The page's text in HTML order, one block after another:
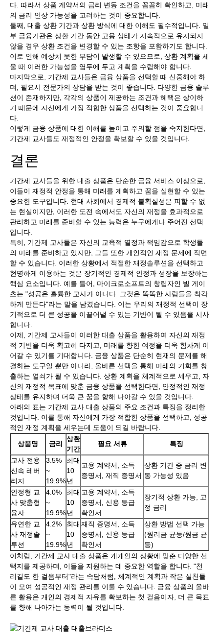
다. 따라서 상품 계약서의 금리 변동 조건을 꼼꼼히 확인하고, 미래
의 금리 인상 가능성을 고려하는 것이 중요합니다.
둘째, 대출 상환 기간과 상환 방식에 대한 이해도 필수적입니다. 일
부 금융기관은 상환 기간 동안 고용 상태가 지속적으로 유지되지
않을 경우 상환 조건을 변경할 수 있는 조항을 포함하기도 합니다.
이로 인해 예상치 못한 부담이 발생할 수 있으므로, 상환 계획을 세
울 때 이러한 가능성을 염두에 두고 계획을 수립해야 합니다.
마지막으로, 기간제 교사들은 금융 상품을 선택할 때 신중해야 하
며, 필요시 전문가의 상담을 받는 것이 좋습니다. 다양한 금융 솔루
션이 존재하지만, 각각의 상품이 제공하는 조건과 혜택은 상이하
기 때문에 자신에게 가장 적합한 상품을 선택하는 것이 중요합니
다.
이렇게 금융 상품에 대한 이해를 높이고 주의할 점을 숙지한다면,
기간제 교사들도 재정적인 안정을 확보할 수 있을 것입니다.
결론
기간제 교사들을 위한 대출 상품은 단순한 금융 서비스 이상으로,
이들이 재정적 안정을 통해 미래를 계획하고 꿈을 실현할 수 있는
중요한 도구입니다. 현대 사회에서 경제적 불확실성은 피할 수 없
는 현실이지만, 이러한 도전 속에서도 자신의 재정을 효과적으로
관리하고 미래를 준비할 수 있는 능력은 누구에게나 주어진 선택
입니다.
특히, 기간제 교사들은 자신의 교육적 열정과 책임감으로 학생들
의 미래를 준비하고 있지만, 그들 또한 개인적인 재정 문제에 직면
할 수 있습니다. 이러한 상황에서 적절한 재정솔루션을 선택하고
현명하게 이용하는 것은 장기적인 경제적 안정과 성장을 보장하는
핵심 요소입니다. 예를 들어, 마이크로소프트의 창립자인 빌 게이
츠는 "성공은 훌륭한 교사가 아니다. 그것은 똑똑한 사람들을 착각
하게 만든다"라는 말을 남겼습니다. 이는 우리의 재정적 선택이 장
기적으로 더 큰 성공을 이끌어낼 수 있는 기반이 될 수 있음을 시사
합니다.
이제, 기간제 교사들이 이러한 대출 상품을 활용하여 자신의 재정
적 기반을 더욱 확고히 다지고, 미래를 향한 여정을 더욱 힘차게 이
어갈 수 있기를 기대합니다. 금융 상품은 단순히 현재의 문제를 해
결하는 도구일 뿐만 아니라, 올바른 선택을 통해 미래의 기회를 창
출하는 열쇠가 될 수 있습니다. 상환 계획을 체계적으로 세우고, 자
신의 재정적 목표에 맞춘 금융 상품을 선택한다면, 안정적인 재정
상태를 유지하며 더욱 큰 꿈을 향해 나아갈 수 있을 것입니다.
아래의 표는 기간제 교사 대출 상품의 주요 조건과 특징을 정리한
것입니다. 이를 통해 자신에게 가장 적합한 상품을 선택하고, 성공
적인 재정 계획을 세우는데 도움이 되길 바랍니다.
상품명 금리
상환
기간
필요 서류 특징
교사 전용
신속 레버
리지
3.5%
~
19.9%
최대
10
년
고용 계약서, 소득
증명서, 재직 증명서
상환 기간 중 금리 변
동 가능성 있음
안정형 교
사 맞춤형
융자
4.0%
~
19.9%
최대
10
년
고용 계약서, 소득
증명서, 신용 등급
확인서
장기적 상환 가능, 고
정 금리
유연한 교
사 재정솔
루션
4.2%
~
19.9%
최대
10
년
재직 증명서, 소득
증명서, 신용 등급
확인서
상환 방법 선택 가능
(원리금 균등/원금 균
등)
이처럼, 기간제 교사 대출 상품은 개개인의 상황에 맞춘 다양한 선
택지를 제공하며, 이들을 지원하는 데 중요한 역할을 합니다. "천
리길도 한 걸음부터"라는 속담처럼, 체계적인 계획과 작은 실천들
이 모여 성공적인 재정 관리를 이룰 수 있습니다. 금융 상품의 올바
른 활용은 개인의 경제적 자유를 확보하는 첫 걸음이자, 더 큰 목표
를 향해 나아가는 동력이 될 것입니다.